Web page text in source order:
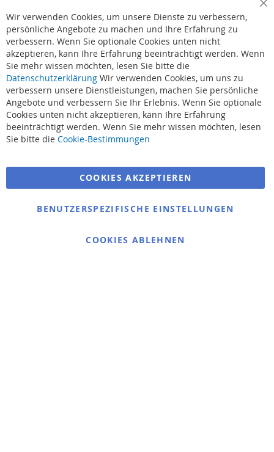
Suchbegriffe
Bestellungen und Rücksendungen
Kontaktieren Sie uns
Cookie Einstellungen
Wir verwenden Cookies, um unsere Dienste zu verbessern,
persönliche Angebote zu machen und Ihre Erfahrung zu
verbessern. Wenn Sie optionale Cookies unten nicht
akzeptieren, kann Ihre Erfahrung beeinträchtigt werden. Wenn
Sie mehr wissen möchten, lesen Sie bitte die
Datenschutzerklärung Wir verwenden Cookies, um uns zu
verbessern unsere Dienstleistungen, machen Sie persönliche
Angebote und verbessern Sie Ihr Erlebnis. Wenn Sie optionale
Cookies unten nicht akzeptieren, kann Ihre Erfahrung
beeinträchtigt werden. Wenn Sie mehr wissen möchten, lesen
Sie bitte die Cookie-Bestimmungen
COOKIES AKZEPTIEREN
BENUTZERSPEZIFISCHE EINSTELLUNGEN
COOKIES ABLEHNEN